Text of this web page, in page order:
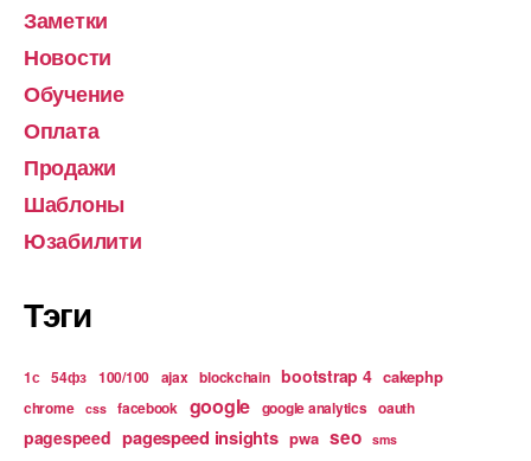
Заметки
Новости
Обучение
Оплата
Продажи
Шаблоны
Юзабилити
Тэги
1с 54фз 100/100 ajax blockchain bootstrap 4 cakephp
chrome css facebook google google analytics oauth
pagespeed pagespeed insights pwa seo sms